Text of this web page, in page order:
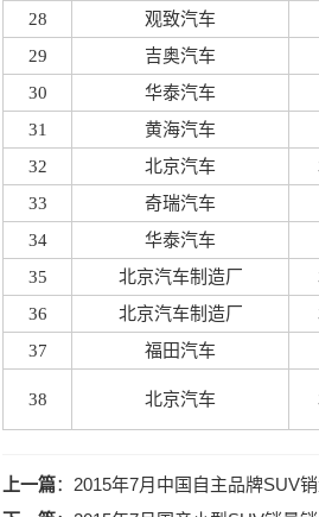
28
观致汽车
29
吉奥汽车
30
华泰汽车
31
黄海汽车
32
北京汽车
33
奇瑞汽车
34
华泰汽车
35
北京汽车制造厂
36
北京汽车制造厂
37
福田汽车
38 北京汽车
上一篇： 2015年7月中国自主品牌SUV